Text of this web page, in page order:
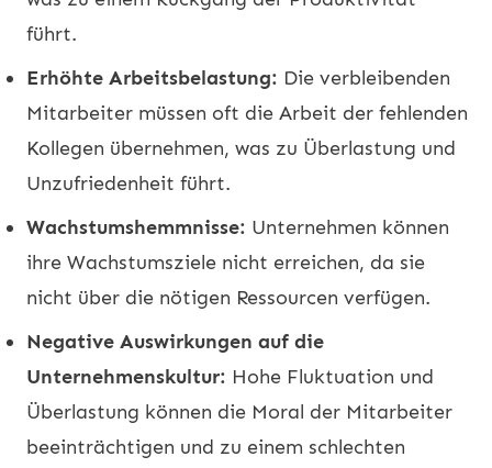
führt.
Erhöhte Arbeitsbelastung: Die verbleibenden
Mitarbeiter müssen oft die Arbeit der fehlenden
Kollegen übernehmen, was zu Überlastung und
Unzufriedenheit führt.
Wachstumshemmnisse: Unternehmen können
ihre Wachstumsziele nicht erreichen, da sie
nicht über die nötigen Ressourcen verfügen.
Negative Auswirkungen auf die
Unternehmenskultur: Hohe Fluktuation und
Überlastung können die Moral der Mitarbeiter
beeinträchtigen und zu einem schlechten